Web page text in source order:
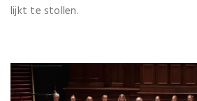
lijkt te stollen.